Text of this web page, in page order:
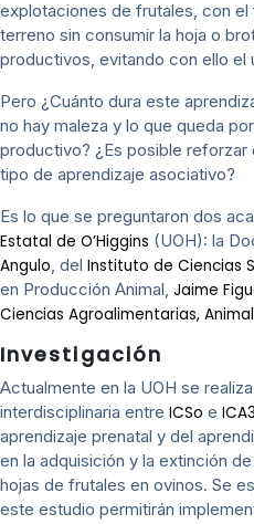
explotaciones de frutales, con el
terreno sin consumir la hoja o
productivos, evitando con ello el
Pero ¿Cuánto dura este
no hay maleza y lo que queda
productivo? ¿Es posible reforzar
tipo de aprendizaje asociativo?
Es lo que se preguntaron dos
Estatal de O’Higgins (UOH): la
Angulo, del Instituto de Ciencias
en Producción Animal, Jaime
Ciencias Agroalimentarias,
Investigación
Actualmente en la UOH se
interdisciplinaria entre ICSo e ICA3
aprendizaje prenatal y del
en la adquisición y la extinción
hojas de frutales en ovinos. Se
este estudio permitirán